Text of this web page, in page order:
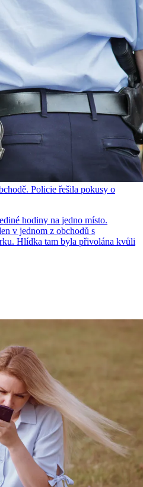
Policie řešila pokusy o
hodiny na jedno místo.
v jednom z obchodů s
Hlídka tam byla přivolána kvůli